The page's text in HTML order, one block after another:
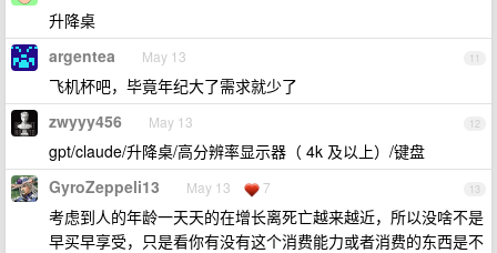
升降桌
11
argentea May 13
飞机杯吧，毕竟年纪大了需求就少了
12
zwyyy456 May 13
gpt/claude/升降桌/高分辨率显示器（ 4k 及以上）/键盘
13
GyroZeppeli13 May 13 7
考虑到人的年龄一天天的在增长离死亡越来越近，所以没啥不是
早买早享受，只是看你有没有这个消费能力或者消费的东西是不